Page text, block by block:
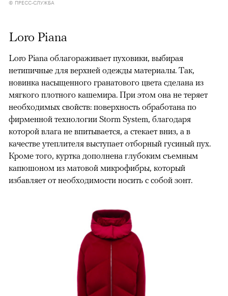
© ПРЕСС-СЛУЖБА
Loro Piana
Loro Piana облагораживает пуховики, выбирая
нетипичные для верхней одежды материалы. Так,
новинка насыщенного гранатового цвета сделана из
мягкого плотного кашемира. При этом она не теряет
необходимых свойств: поверхность обработана по
фирменной технологии Storm System, благодаря
которой влага не впитывается, а стекает вниз, а в
качестве утеплителя выступает отборный гусиный пух.
Кроме того, куртка дополнена глубоким съемным
капюшоном из матовой микрофибры, который
избавляет от необходимости носить с собой зонт.